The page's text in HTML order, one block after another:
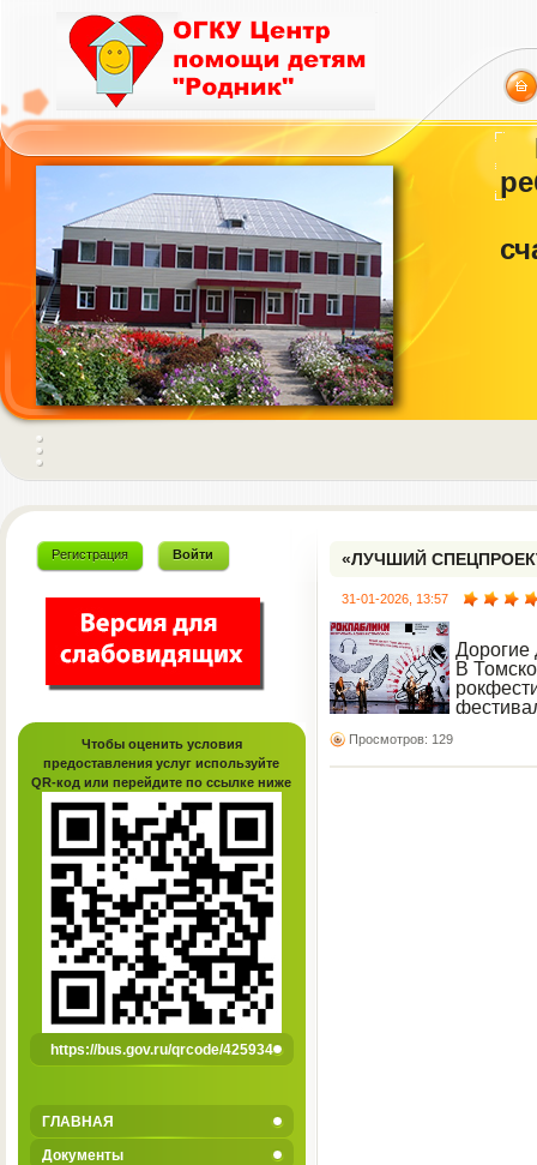
Регистрация Войти
Чтобы оценить условия
предоставления услуг используйте
QR-код или перейдите по ссылке ниже
https://bus.gov.ru/qrcode/425934
ГЛАВНАЯ
Документы
«ЛУЧШИЙ
31-01-2026, 13:57
Дорогие
В
хотим непременно
Просмотров: 129